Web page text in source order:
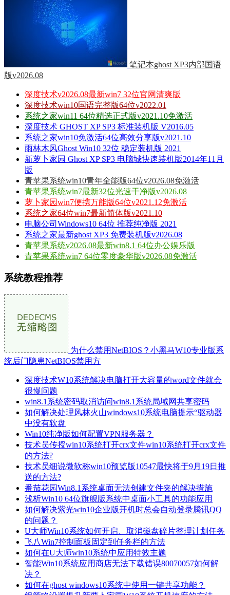
笔记本ghost XP3内部国语
版v2026.08
深度技术v2026.08最新win7 32位官网清爽版
深度技术win10国语完整版64位v2022.01
系统之家win11 64位精选正式版v2021.10免激活
深度技术 GHOST XP SP3 标准装机版 V2016.05
系统之家win10免激活64位高效分享版v2021.10
雨林木风Ghost Win10 32位 稳定装机版 2021
新萝卜家园 Ghost XP SP3 电脑城快速装机版2014年11月
版
青苹果系统win10青年全能版64位v2026.08免激活
青苹果系统win7最新32位光速干净版v2026.08
萝卜家园win7便携万能版64位v2021.12免激活
系统之家64位win7最新简体版v2021.10
电脑公司Windows10 64位 推荐纯净版 2021
系统之家最新ghost XP3 免费装机版v2026.08
青苹果系统v2026.08最新win8.1 64位办公娱乐版
青苹果系统win7 64位零度豪华版v2026.08免激活
系统教程推荐
为什么禁用NetBIOS？小黑马W10专业版系
统后门隐患NetBIOS禁用方
深度技术W10系统解决电脑打开大容量的word文件就会
很慢问题
win8.1系统密码取消访问win8.1系统局域网共享密码
如何解决处理风林火山windows10系统电脑提示“驱动器
中没有软盘
Win10纯净版如何配置VPN服务器？
技术员传授win10系统打开crx文件win10系统打开crx文件
的方法?
技术员细说微软称win10预览版10547最快将于9月19日推
送的方法?
番茄花园Win8.1系统桌面无法创建文件夹的解决措施
浅析Win10 64位旗舰版系统中桌面小工具的功能应用
如何解决紫光win10企业版开机时总会自动登录腾讯QQ
的问题？
U大师Win10系统如何开启、取消磁盘碎片整理计划任务
飞八Win7控制面板固定到任务栏的方法
如何在U大师win10系统中应用特效主题
智能Win10系统应用商店无法下载错误80070057如何解
决？
如何在ghost windows10系统中使用一键共享功能？